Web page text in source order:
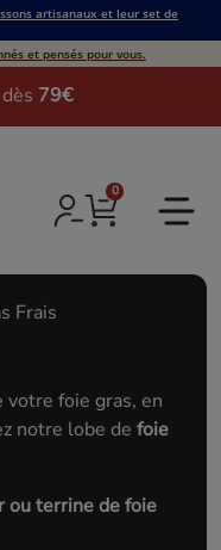
artisanaux et leur set de
et pensés pour vous.
79€
0
Frais
votre foie gras, en
notre lobe de foie
ou terrine de foie